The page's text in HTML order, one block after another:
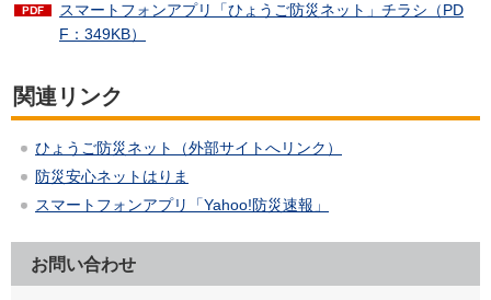
スマートフォンアプリ「ひょうご防災ネット」チラシ（PD
F：349KB）
関連リンク
ひょうご防災ネット（外部サイトへリンク）
防災安心ネットはりま
スマートフォンアプリ「Yahoo!防災速報」
お問い合わせ